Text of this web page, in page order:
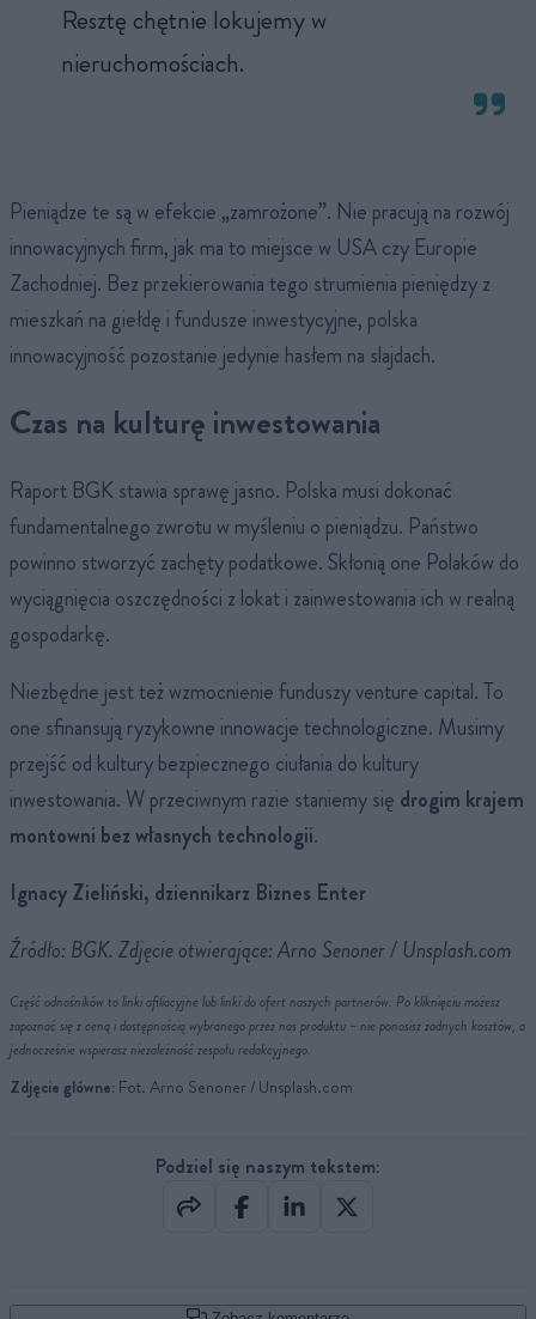
Resztę chętnie lokujemy w
nieruchomościach.
Pieniądze te są w efekcie „zamrożone”. Nie pracują na rozwój
innowacyjnych firm, jak ma to miejsce w USA czy Europie
Zachodniej. Bez przekierowania tego strumienia pieniędzy z
mieszkań na giełdę i fundusze inwestycyjne, polska
innowacyjność pozostanie jedynie hasłem na slajdach.
Czas na kulturę inwestowania
Raport BGK stawia sprawę jasno. Polska musi dokonać
fundamentalnego zwrotu w myśleniu o pieniądzu. Państwo
powinno stworzyć zachęty podatkowe. Skłonią one Polaków do
wyciągnięcia oszczędności z lokat i zainwestowania ich w realną
gospodarkę.
Niezbędne jest też wzmocnienie funduszy venture capital. To
one sfinansują ryzykowne innowacje technologiczne. Musimy
przejść od kultury bezpiecznego ciułania do kultury
inwestowania. W przeciwnym razie staniemy się drogim krajem
montowni bez własnych technologii.
Ignacy Zieliński, dziennikarz Biznes Enter
Źródło: BGK. Zdjęcie otwierające: Arno Senoner / Unsplash.com
Część odnośników to linki afiliacyjne lub linki do ofert naszych partnerów. Po kliknięciu możesz
zapoznać się z ceną i dostępnością wybranego przez nas produktu – nie ponosisz żadnych kosztów, a
jednocześnie wspierasz niezależność zespołu redakcyjnego.
Zdjęcie główne: Fot. Arno Senoner / Unsplash.com
Podziel się naszym tekstem: